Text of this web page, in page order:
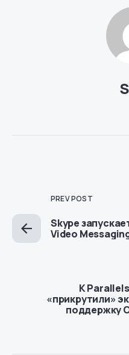
PREV POST
Skype
Video
К
«прикрутили»
поддержку